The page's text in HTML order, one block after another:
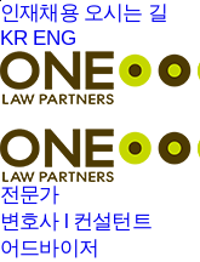
본문바로가기
인재채용 오시는 길
KR ENG
전문가
변호사 l 컨설턴트
어드바이저